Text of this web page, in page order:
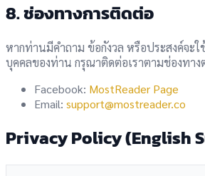
8. ช่องทางการติดต่อ
หากท่านมีคำถาม ข้อกังวล หรือประสงค์จะ
บุคคลของท่าน กรุณาติดต่อเราตามช่องทาง
Facebook: MostReader Page
Email: support@mostreader.co
Privacy Policy (English